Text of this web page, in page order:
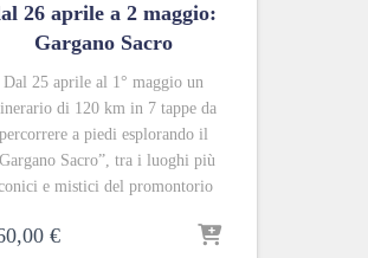
26 aprile a 2 maggio:
Gargano Sacro
Dal 25 aprile al 1° maggio un
di 120 km in 7 tappe da
percorrere a piedi esplorando il
Sacro”, tra i luoghi più
e mistici del promontorio
€